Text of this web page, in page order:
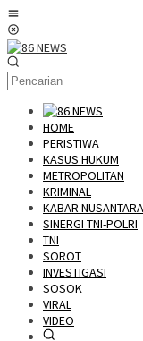
Loncat
ke
konten
HOME
PERISTIWA
KASUS HUKUM
METROPOLITAN
KRIMINAL
KABAR NUSANTARA
SINERGI TNI-POLRI
TNI
SOROT
INVESTIGASI
SOSOK
VIRAL
VIDEO